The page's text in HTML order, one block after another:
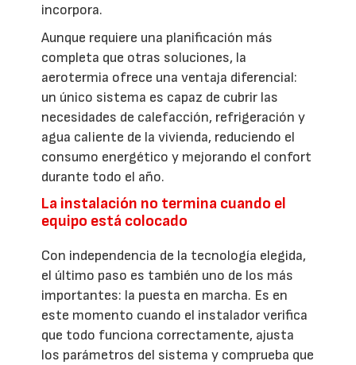
incorpora.
Aunque requiere una planificación más
completa que otras soluciones, la
aerotermia ofrece una ventaja diferencial:
un único sistema es capaz de cubrir las
necesidades de calefacción, refrigeración y
agua caliente de la vivienda, reduciendo el
consumo energético y mejorando el confort
durante todo el año.
La instalación no termina cuando el
equipo está colocado
Con independencia de la tecnología elegida,
el último paso es también uno de los más
importantes: la puesta en marcha. Es en
este momento cuando el instalador verifica
que todo funciona correctamente, ajusta
los parámetros del sistema y comprueba que